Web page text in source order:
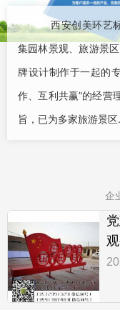
西安创美环艺
集园林景观、旅游景
牌设计制作于一起的
作、互利共赢”的经营
旨，已为多家旅游景区
企